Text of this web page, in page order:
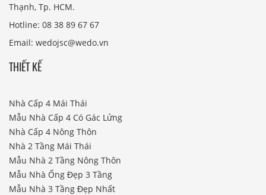
Thạnh, Tp. HCM.
Hotline: 08 38 89 67 67
Email: wedojsc@wedo.vn
THIẾT KẾ
Nhà Cấp 4 Mái Thái
Mẫu Nhà Cấp 4 Có Gác Lửng
Nhà Cấp 4 Nông Thôn
Nhà 2 Tầng Mái Thái
Mẫu Nhà 2 Tầng Nông Thôn
Mẫu Nhà Ống Đẹp 3 Tầng
Mẫu Nhà 3 Tầng Đẹp Nhất